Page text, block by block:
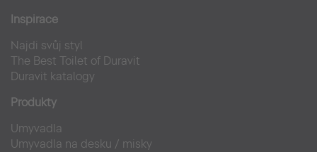
Inspirace
Najdi svůj styl
The Best Toilet of Duravit
Duravit katalogy
Produkty
Umyvadla
Umyvadla na desku / misky